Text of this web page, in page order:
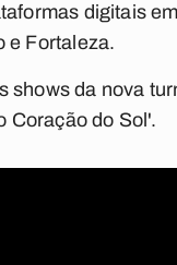
digitais
e Fortaleza.
shows da nova
Coração do Sol'.